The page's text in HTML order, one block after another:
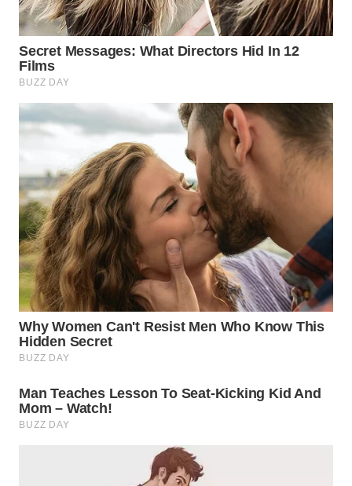
WN
WN
KUNINGAN
MAJALENGKA
WN
SUBANG
WN
SUKABUMI
WN
PURWAKARTA
PRIANGAN
TIMUR